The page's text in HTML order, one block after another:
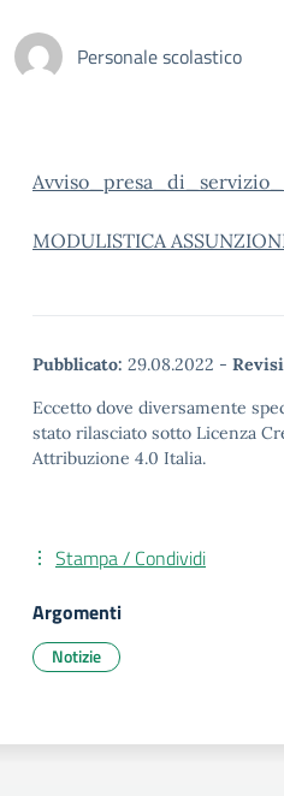
Personale scolastico
MODULISTICA
Pubblicato: 29.08.2022 -
Eccetto dove diversamente
stato rilasciato sotto Licenza
Attribuzione 4.0 Italia.
Stampa / Condividi
Argomenti
Notizie